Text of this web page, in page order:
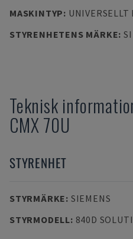
MASKINTYP:
STYRENHETENS MÄRKE:
Teknisk
CMX 70U
STYRENHET
STYRMÄRKE: SIEMENS
STYRMODELL: 840D